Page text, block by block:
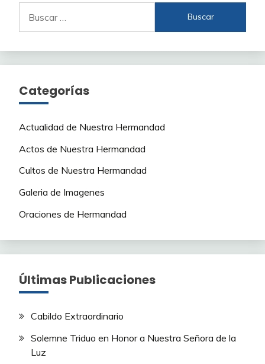
Categorías
Actualidad de Nuestra Hermandad
Actos de Nuestra Hermandad
Cultos de Nuestra Hermandad
Galeria de Imagenes
Oraciones de Hermandad
Últimas Publicaciones
Cabildo Extraordinario
Solemne Triduo en Honor a Nuestra Señora de la
Luz